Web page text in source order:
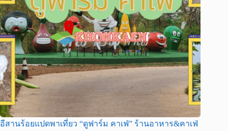
อีสานร้อยแปดพาเที่ยว “ดูฟาร์ม คาเฟ่” ร้านอาหาร&คาเฟ่